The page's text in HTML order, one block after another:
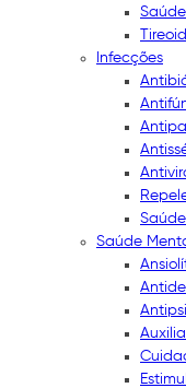
Infecções
Saúde